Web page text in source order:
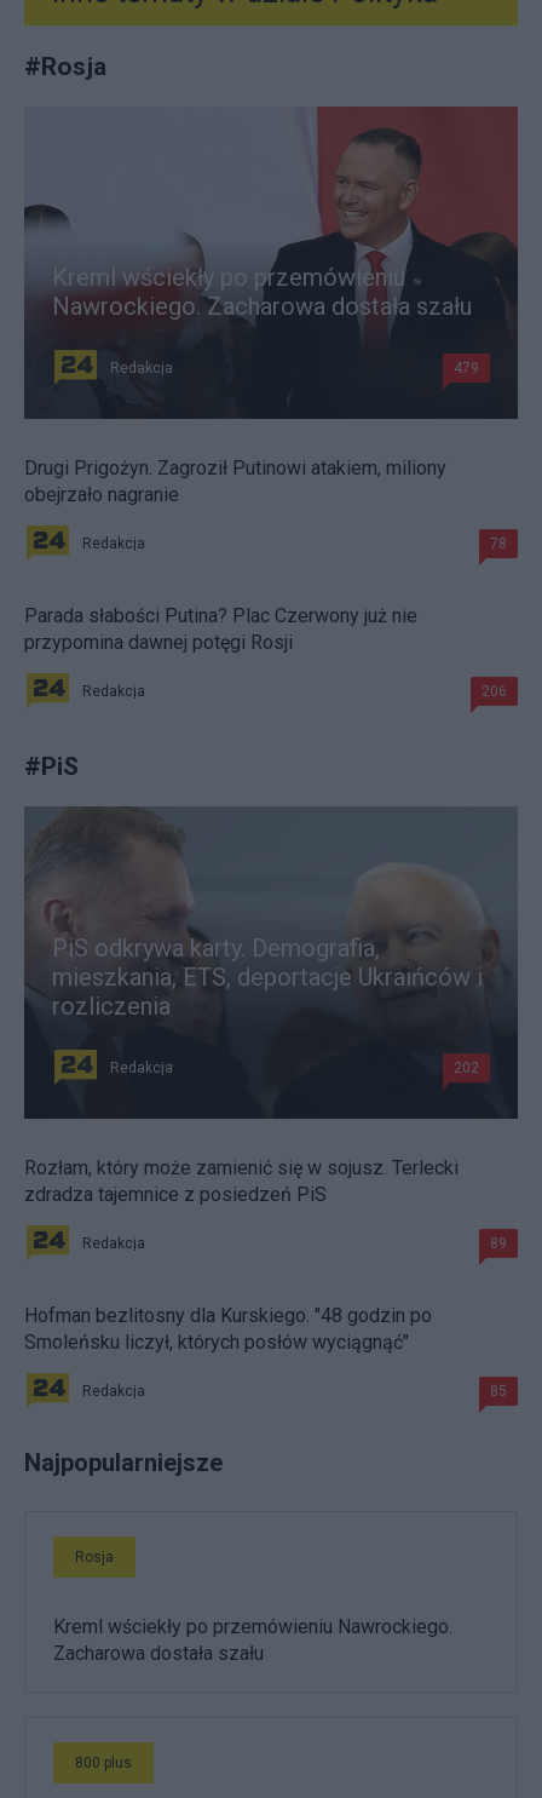
#Rosja
Kreml wściekły po przemówieniu
Nawrockiego. Zacharowa dostała szału
Redakcja 479
Drugi Prigożyn. Zagroził Putinowi atakiem, miliony
obejrzało nagranie
Redakcja 78
Parada słabości Putina? Plac Czerwony już nie
przypomina dawnej potęgi Rosji
Redakcja 206
#PiS
PiS odkrywa karty. Demografia,
mieszkania, ETS, deportacje Ukraińców i
rozliczenia
Redakcja 202
Rozłam, który może zamienić się w sojusz. Terlecki
zdradza tajemnice z posiedzeń PiS
Redakcja 89
Hofman bezlitosny dla Kurskiego. "48 godzin po
Smoleńsku liczył, których posłów wyciągnąć"
Redakcja 85
Najpopularniejsze
Rosja
Kreml wściekły po przemówieniu Nawrockiego.
Zacharowa dostała szału
800 plus